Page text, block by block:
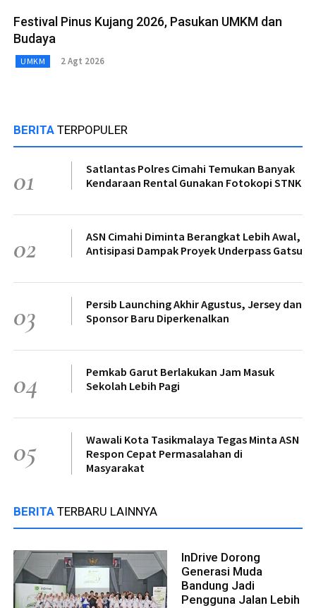
Festival Pinus Kujang 2026, Pasukan UMKM dan
Budaya
UMKM 2 Agt 2026
BERITA TERPOPULER
01
Satlantas Polres Cimahi Temukan Banyak
Kendaraan Rental Gunakan Fotokopi STNK
02
ASN Cimahi Diminta Berangkat Lebih Awal,
Antisipasi Dampak Proyek Underpass Gatsu
03
Persib Launching Akhir Agustus, Jersey dan
Sponsor Baru Diperkenalkan
04
Pemkab Garut Berlakukan Jam Masuk
Sekolah Lebih Pagi
05
Wawali Kota Tasikmalaya Tegas Minta ASN
Respon Cepat Permasalahan di
Masyarakat
BERITA TERBARU LAINNYA
InDrive Dorong
Generasi Muda
Bandung Jadi
Pengguna Jalan Lebih